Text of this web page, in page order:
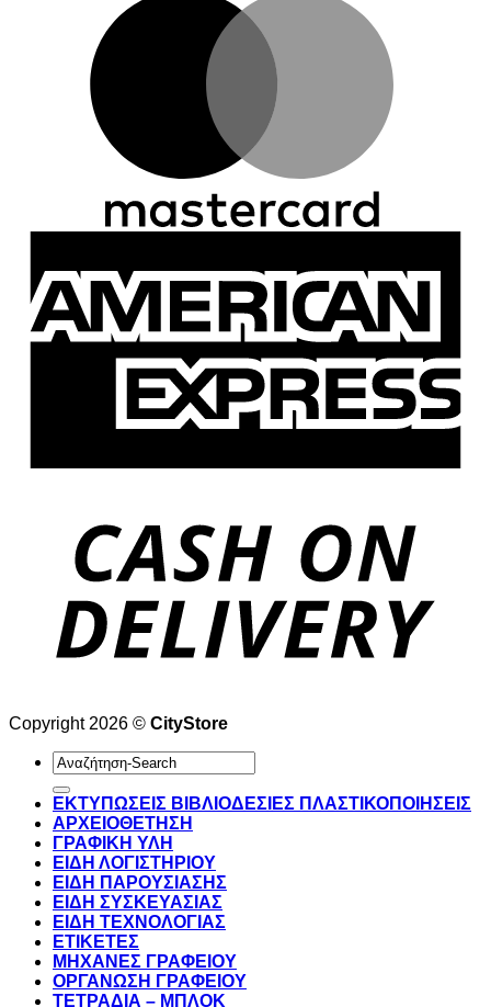
Copyright 2026 © CityStore
Αναζήτηση
για:
ΕΚΤΥΠΩΣΕΙΣ ΒΙΒΛΙΟΔΕΣΙΕΣ ΠΛΑΣΤΙΚΟΠΟΙΗΣΕΙΣ
ΑΡΧΕΙΟΘΕΤΗΣΗ
ΓΡΑΦΙΚΗ ΥΛΗ
ΕΙΔΗ ΛΟΓΙΣΤΗΡΙΟΥ
ΕΙΔΗ ΠΑΡΟΥΣΙΑΣΗΣ
ΕΙΔΗ ΣΥΣΚΕΥΑΣΙΑΣ
ΕΙΔΗ ΤΕΧΝΟΛΟΓΙΑΣ
ΕΤΙΚΕΤΕΣ
ΜΗΧΑΝΕΣ ΓΡΑΦΕΙΟΥ
ΟΡΓΑΝΩΣΗ ΓΡΑΦΕΙΟΥ
ΤΕΤΡΑΔΙΑ – ΜΠΛΟΚ